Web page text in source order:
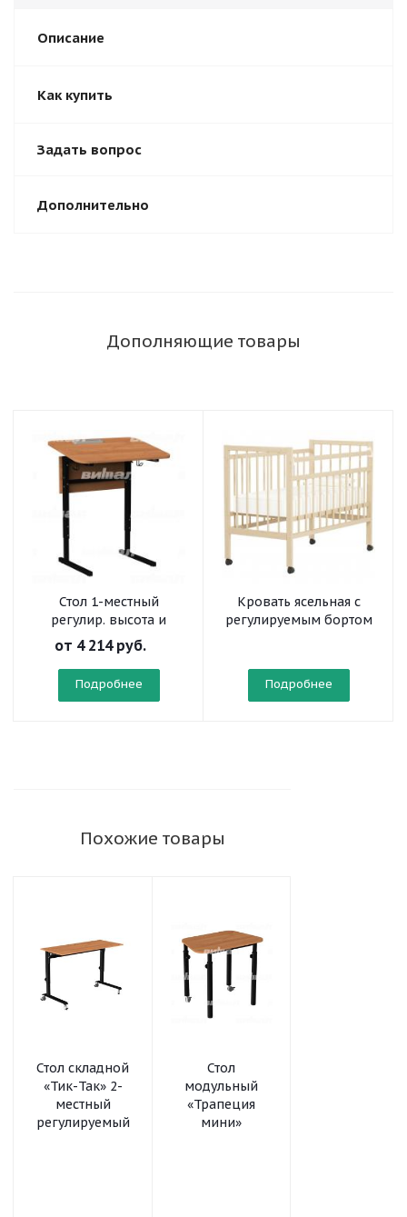
Описание
Как купить
Задать вопрос
Дополнительно
Дополняющие товары
Стол 1-местный
регулир. высота и
наклон столешницы 0-
10° на прямоугольной
трубе
от 4 214 руб.
Подробнее
Кровать ясельная с
регулируемым бортом
Подробнее
Похожие товары
Стол складной
«Тик-Так» 2-
местный
регулируемый
Стол
модульный
«Трапеция
мини»